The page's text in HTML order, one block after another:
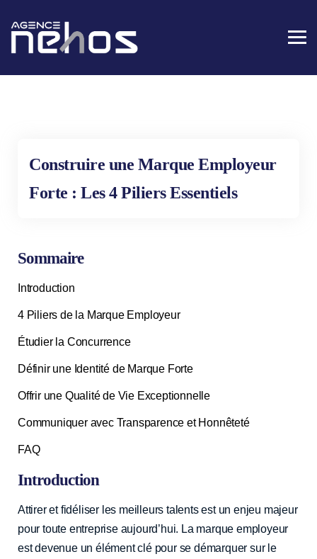
Construire une Marque Employeur
Forte : Les 4 Piliers Essentiels
Sommaire
Introduction
4 Piliers de la Marque Employeur
Étudier la Concurrence
Définir une Identité de Marque Forte
Offrir une Qualité de Vie Exceptionnelle
Communiquer avec Transparence et Honnêteté
FAQ
Introduction
Attirer et fidéliser les meilleurs talents est un enjeu majeur
pour toute entreprise aujourd’hui. La marque employeur
est devenue un élément clé pour se démarquer sur le